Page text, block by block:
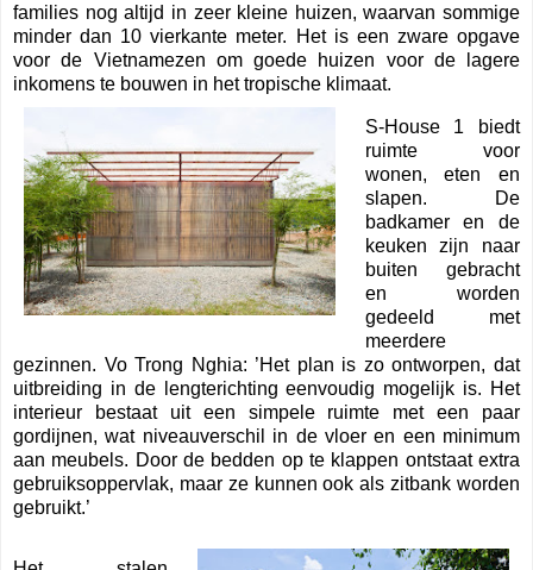
families nog altijd in zeer kleine huizen, waarvan sommige
minder dan 10 vierkante meter. Het is een zware opgave
voor de Vietnamezen om goede huizen voor de lagere
inkomens te bouwen in het tropische klimaat.
S-House 1 biedt
ruimte voor
wonen, eten en
slapen. De
badkamer en de
keuken zijn naar
buiten gebracht
en worden
gedeeld met
meerdere
gezinnen. Vo Trong Nghia: ’Het plan is zo ontworpen, dat
uitbreiding in de lengterichting eenvoudig mogelijk is. Het
interieur bestaat uit een simpele ruimte met een paar
gordijnen, wat niveauverschil in de vloer en een minimum
aan meubels. Door de bedden op te klappen ontstaat extra
gebruiksoppervlak, maar ze kunnen ook als zitbank worden
gebruikt.’